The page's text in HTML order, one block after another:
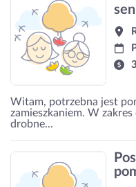
Witam, potrzebna jest
zamieszkaniem. W
drobne...